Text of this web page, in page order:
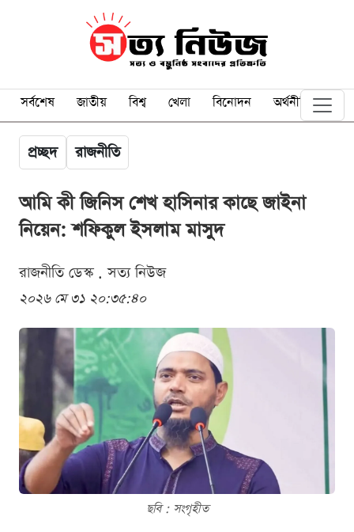
সর্বশেষ জাতীয় বিশ্ব খেলা বিনোদন অর্থনীতি
প্রচ্ছদ রাজনীতি
আমি কী জিনিস শেখ হাসিনার কাছে জাইনা
নিয়েন: শফিকুল ইসলাম মাসুদ
রাজনীতি ডেস্ক . সত্য নিউজ
২০২৬ মে ৩১ ২০:৩৫:৪০
ছবি : সংগৃহীত